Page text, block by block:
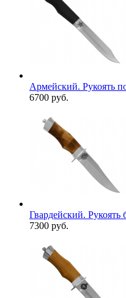
Армейский. Рукоять
6700 руб.
Гвардейский.
7300 руб.